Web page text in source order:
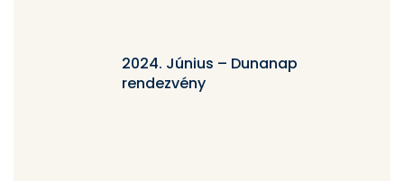
2024. Június – Dunanap
rendezvény